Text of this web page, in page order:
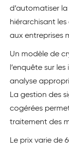
d’automatiser
hiérarchisant
aux entreprises
Un modèle de
l’enquête sur
analyse
La gestion des
cogérées
traitement des
Le prix varie de